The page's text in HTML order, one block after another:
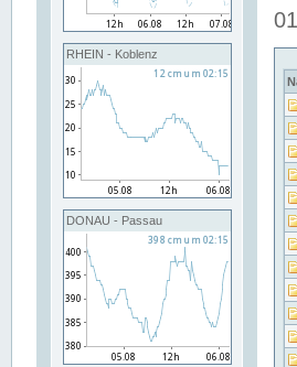
RHEIN - Koblenz
DONAU - Passau